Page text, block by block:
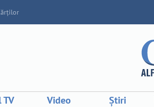
TV Video Știri